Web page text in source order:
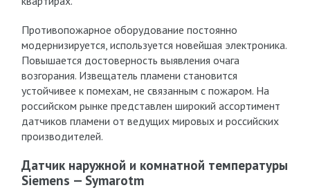
Противопожарное оборудование постоянно
модернизируется, используется новейшая электроника.
Повышается достоверность выявления очага
возгорания. Извещатель пламени становится
устойчивее к помехам, не связанным с пожаром. На
российском рынке представлен широкий ассортимент
датчиков пламени от ведущих мировых и российских
производителей.
Датчик наружной и комнатной температуры
Siemens — Symarotm